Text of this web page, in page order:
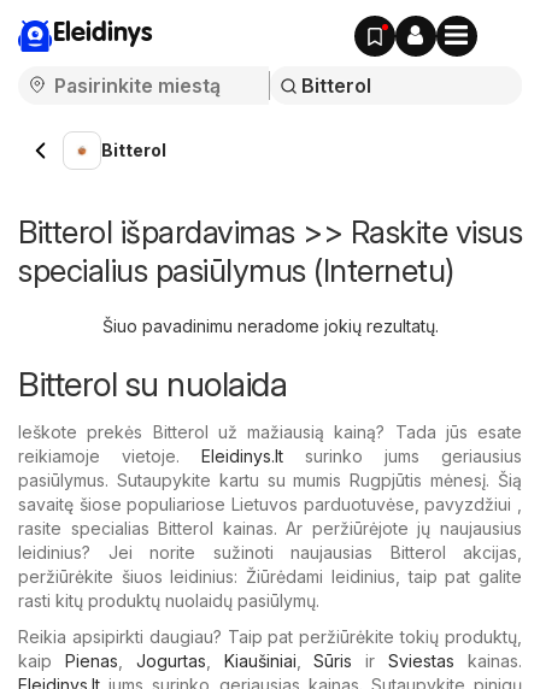
Eleidinys
Bitterol
Bitterol išpardavimas >> Raskite visus
specialius pasiūlymus (Internetu)
Šiuo pavadinimu neradome jokių rezultatų.
Bitterol su nuolaida
Ieškote prekės Bitterol už mažiausią kainą? Tada jūs esate
reikiamoje vietoje. Eleidinys.lt surinko jums geriausius
pasiūlymus. Sutaupykite kartu su mumis Rugpjūtis mėnesį. Šią
savaitę šiose populiariose Lietuvos parduotuvėse, pavyzdžiui ,
rasite specialias Bitterol kainas. Ar peržiūrėjote jų naujausius
leidinius? Jei norite sužinoti naujausias Bitterol akcijas,
peržiūrėkite šiuos leidinius: Žiūrėdami leidinius, taip pat galite
rasti kitų produktų nuolaidų pasiūlymų.
Reikia apsipirkti daugiau? Taip pat peržiūrėkite tokių produktų,
kaip Pienas Jogurtas Kiaušiniai ,Sūris irSviestas kainas.
Eleidinys.lt jums surinko geriausias kainas. Sutaupykite pinigų